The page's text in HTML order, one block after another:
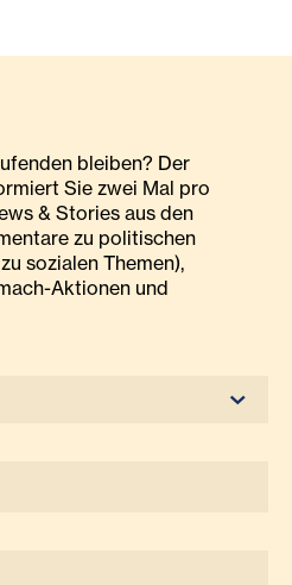
bleiben? Der
Sie zwei Mal pro
& Stories aus den
zu politischen
sozialen Themen),
Aktionen und